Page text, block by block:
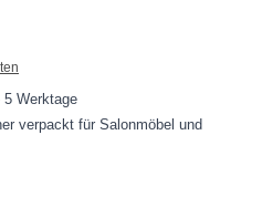
Werktage
verpackt für Salonmöbel und